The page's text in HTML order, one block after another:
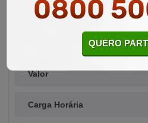
Área Relacionada
Alunos Matriculados
Valor
Carga Horária
0800
QUERO